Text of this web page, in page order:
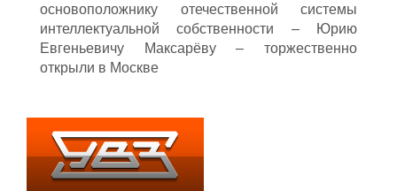
основоположнику отечественной системы
интеллектуальной собственности – Юрию
Евгеньевичу Максарёву – торжественно
открыли в Москве